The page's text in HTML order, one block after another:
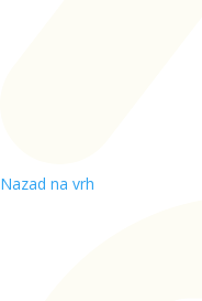
Nazad na vrh